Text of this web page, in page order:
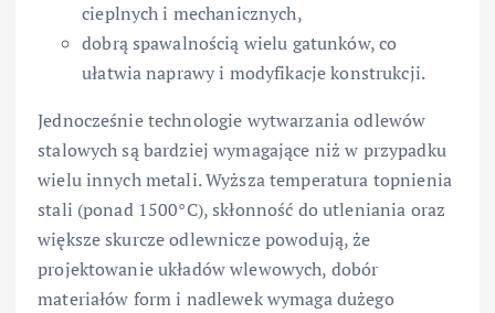
cieplnych i mechanicznych,
dobrą spawalnością wielu gatunków, co
ułatwia naprawy i modyfikacje konstrukcji.
Jednocześnie technologie wytwarzania odlewów
stalowych są bardziej wymagające niż w przypadku
wielu innych metali. Wyższa temperatura topnienia
stali (ponad 1500°C), skłonność do utleniania oraz
większe skurcze odlewnicze powodują, że
projektowanie układów wlewowych, dobór
materiałów form i nadlewek wymaga dużego